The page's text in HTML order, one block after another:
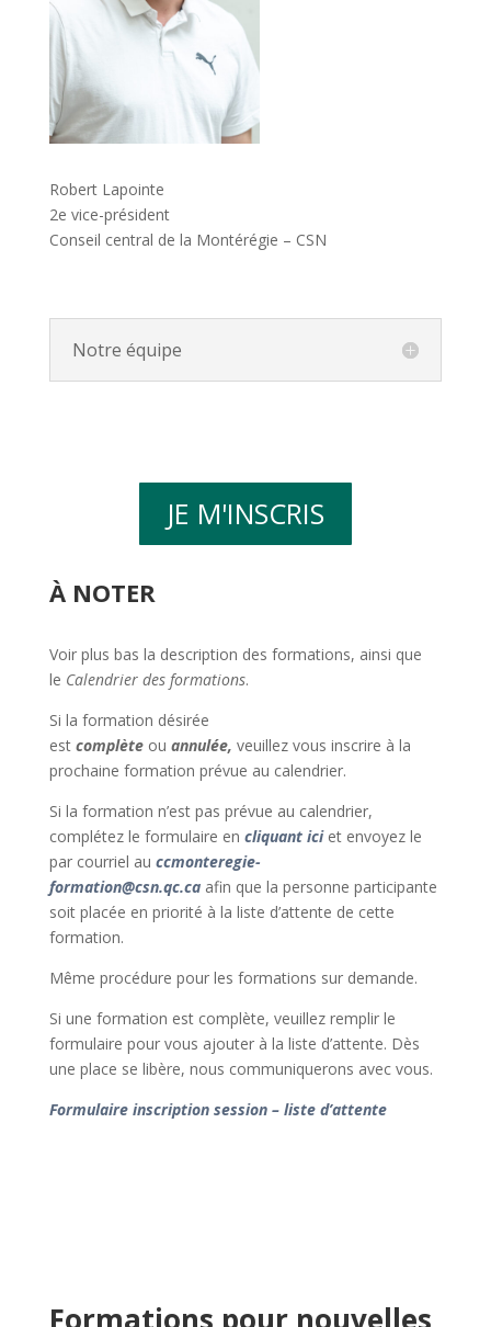
Robert Lapointe
2e vice-président
Conseil central de la Montérégie – CSN
Notre équipe
JE M'INSCRIS
À NOTER
Voir plus bas la description des formations, ainsi que
le Calendrier des formations.
Si la formation désirée
est complèteou annulée, veuillez vous inscrire à la
prochaine formation prévue au calendrier.
Si la formation n’est pas prévue au calendrier,
complétez le formulaire en cliquant ici et envoyez le
par courriel au ccmonteregie-
formation@csn.qc.caafin que la personne participante
soit placée en priorité à la liste d’attente de cette
formation.
Même procédure pour les formations sur demande.
Si une formation est complète, veuillez remplir le
formulaire pour vous ajouter à la liste d’attente. Dès
une place se libère, nous communiquerons avec vous.
Formulaire inscription session – liste d’attente
Formations pour nouvelles